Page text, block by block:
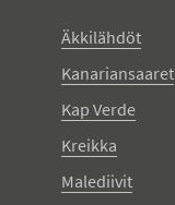
Äkkilähdöt
Kanariansaaret
Kap Verde
Kreikka
Malediivit